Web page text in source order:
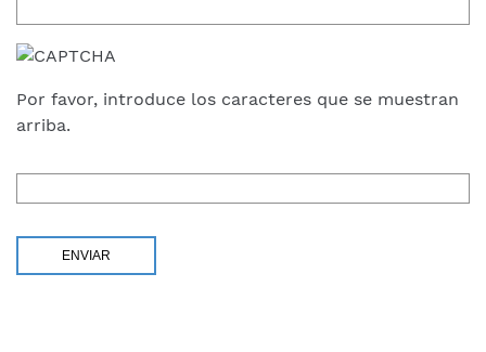
Por favor, introduce los caracteres que se muestran
arriba.